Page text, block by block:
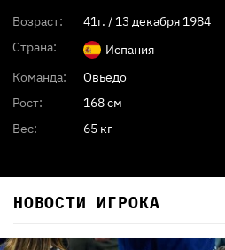
Возраст: 41г. / 13 декабря 1984
Страна:
Испания
Команда:
Овьедо
Рост:
168 см
Вес:
65 кг
НОВОСТИ ИГРОКА